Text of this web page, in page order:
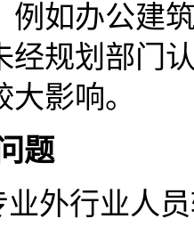
例如办公建
经规划部门
影响。
题
业外行业人